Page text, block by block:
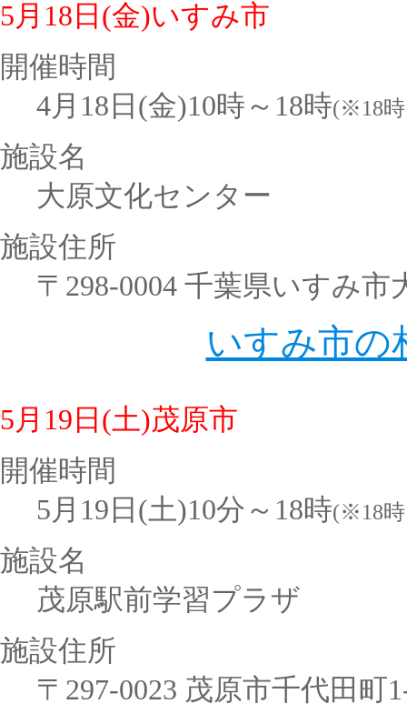
5月18日(金)いすみ市
開催時間
4月18日(金)10時～18時(※18時
施設名
大原文化センター
施設住所
〒298-0004 千葉県いすみ市
いすみ市の
5月19日(土)茂原市
開催時間
5月19日(土)10分～18時(※18時
施設名
茂原駅前学習プラザ
施設住所
〒297-0023 茂原市千代田